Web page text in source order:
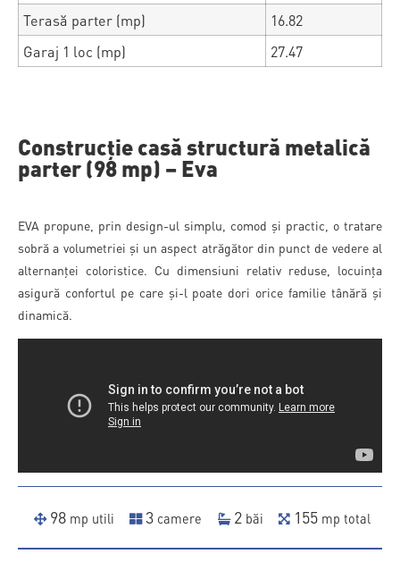
Terasă parter (mp)
16.82
Garaj 1 loc (mp)
27.47
Construcție casă structură metalică
parter (98 mp) – Eva
EVA propune, prin design-ul simplu, comod și practic, o tratare
sobră a volumetriei și un aspect atrăgător din punct de vedere al
alternanței coloristice. Cu dimensiuni relativ reduse, locuința
asigură confortul pe care și-l poate dori orice familie tânără și
dinamică.
98mp utili 3 camere 2băi 155 mp total